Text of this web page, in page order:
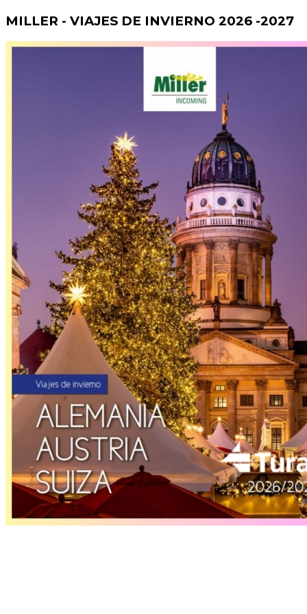
MILLER - VIAJES DE INVIERNO 2026 -2027